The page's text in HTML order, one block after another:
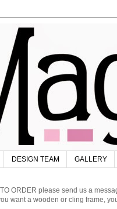
DESIGN TEAM GALLERY
ORDER please send us a
want a wooden or cling frame,